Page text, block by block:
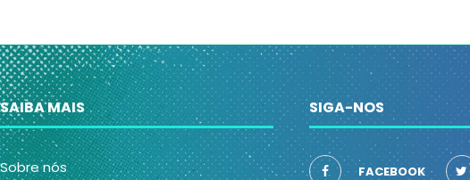
SAIBA MAIS
Sobre nós
SIGA-NOS
FACEBOOK